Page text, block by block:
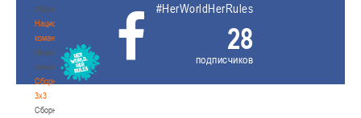
сборные
Национальная
команда
Национальная
команда
Сборные
3х3
Сборные
#HerWorldHerRules
28
подписчиков